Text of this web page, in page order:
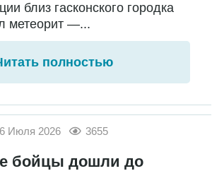
близ гасконского городка
метеорит —...
полностью
Июля 2026 3655
бойцы дошли до